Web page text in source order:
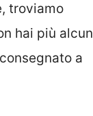
troviamo
hai più alcun
a